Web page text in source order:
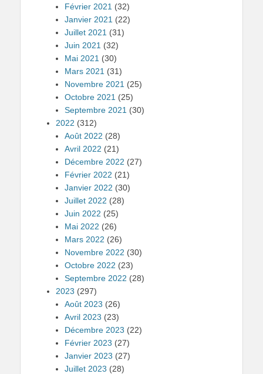
Février 2021 (32)
Janvier 2021 (22)
Juillet 2021 (31)
Juin 2021 (32)
Mai 2021 (30)
Mars 2021 (31)
Novembre 2021 (25)
Octobre 2021 (25)
Septembre 2021 (30)
2022 (312)
Août 2022 (28)
Avril 2022 (21)
Décembre 2022 (27)
Février 2022 (21)
Janvier 2022 (30)
Juillet 2022 (28)
Juin 2022 (25)
Mai 2022 (26)
Mars 2022 (26)
Novembre 2022 (30)
Octobre 2022 (23)
Septembre 2022 (28)
2023 (297)
Août 2023 (26)
Avril 2023 (23)
Décembre 2023 (22)
Février 2023 (27)
Janvier 2023 (27)
Juillet 2023 (28)